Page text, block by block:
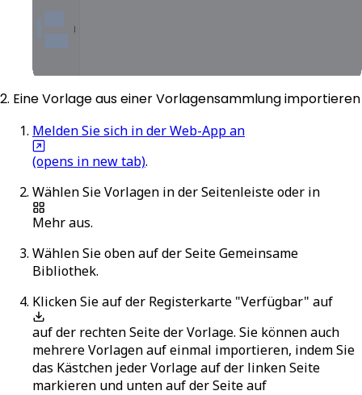
2. Eine Vorlage aus einer Vorlagensammlung importieren
Melden Sie sich in der Web-App an
(opens in new tab).
Wählen SieVorlagen in der Seitenleiste oder in
Mehraus.
Wählen Sie oben auf der SeiteGemeinsame
Bibliothek.
Klicken Sie auf der Registerkarte "Verfügbar" auf
auf der rechten Seite der Vorlage. Sie können auch
mehrere Vorlagen auf einmal importieren, indem Sie
das Kästchen jeder Vorlage auf der linken Seite
markieren und unten auf der Seite auf